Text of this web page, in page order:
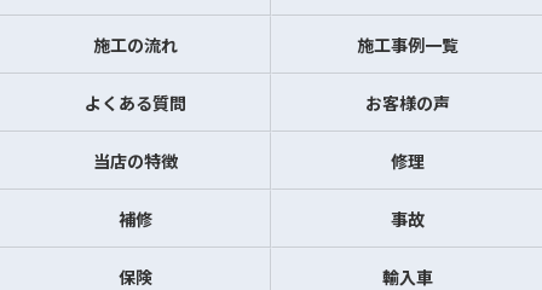
施工の流れ 施工事例一覧
よくある質問 お客様の声
当店の特徴 修理
補修 事故
保険 輸入車